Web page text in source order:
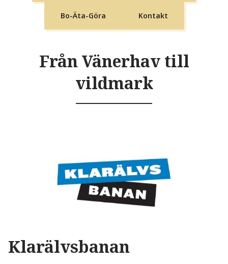
Bo-Äta-Göra Kontakt
Från Vänerhav till
vildmark
Klarälvsbanan